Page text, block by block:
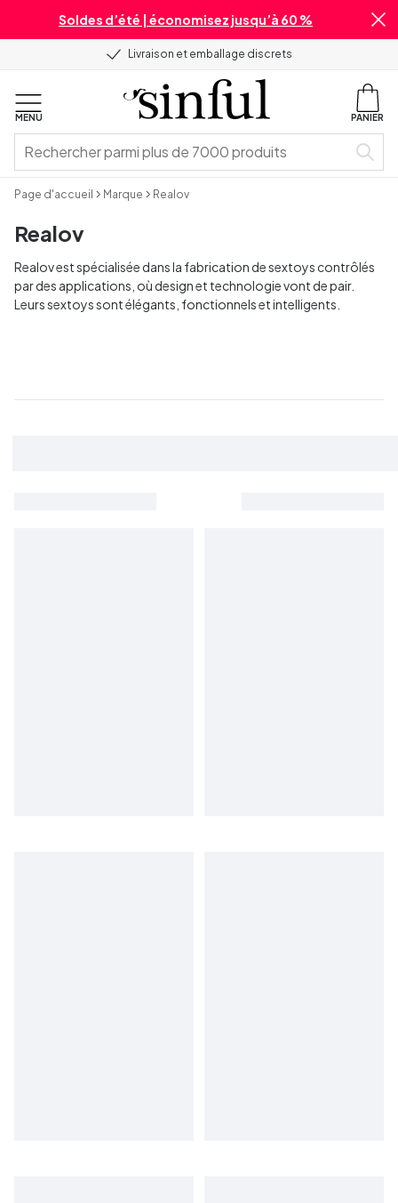
Soldes d’été | économisez jusqu’à 60 %
Livraison et emballage discrets
MENU PANIER
Page d'accueil Marque Realov
Realov
Realov est spécialisée dans la fabrication de sextoys contrôlés
par des applications, où design et technologie vont de pair.
Leurs sextoys sont élégants, fonctionnels et intelligents.